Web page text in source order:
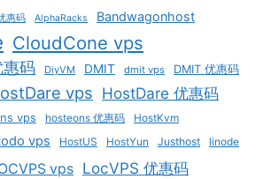
惠码 AlphaRacks Bandwagonhost
CloudCone vps
码 DiyVM DMIT dmit vps DMIT 优惠码
vps HostDare 优惠码
vps hosteons 优惠码 HostKvm
vps HostUS HostYun Justhost linode
vps LocVPS 优惠码